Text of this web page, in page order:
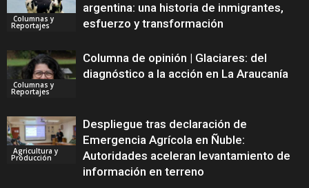
Columnas y
Reportajes
argentina: una historia de inmigrantes,
esfuerzo y transformación
Columnas y
Reportajes
Columna de opinión | Glaciares: del
diagnóstico a la acción en La Araucanía
Agricultura y
Producción
Despliegue tras declaración de
Emergencia Agrícola en Ñuble:
Autoridades aceleran levantamiento de
información en terreno